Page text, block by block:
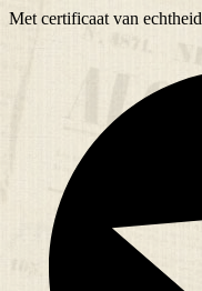
Met certificaat van echtheid